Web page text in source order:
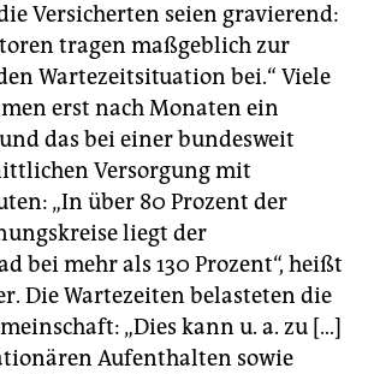
Versicherten seien gravierend:
tragen maßgeblich zur
Wartezeitsituation bei.“ Viele
erst nach Monaten ein
das bei einer bundesweit
Versorgung mit
„In über 80 Prozent der
liegt der
bei mehr als 130 Prozent“, heißt
Die Wartezeiten belasteten die
„Dies kann u. a. zu […]
Aufenthalten sowie